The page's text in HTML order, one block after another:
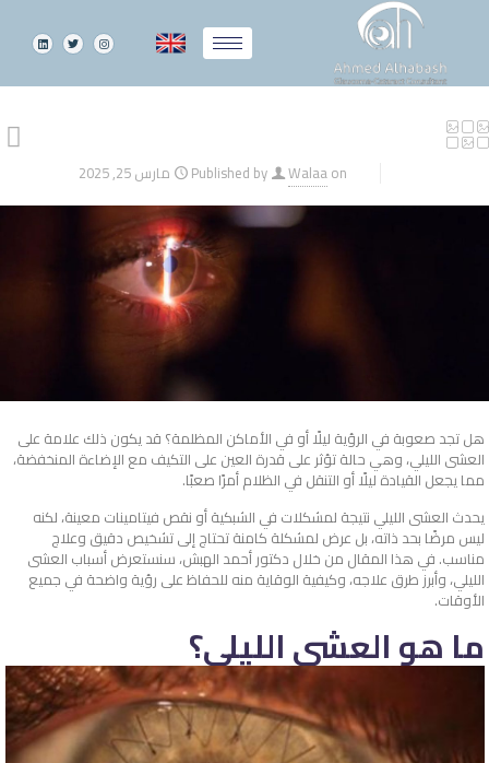
Published by Walaaon مارس 25, 2025
هل تجد صعوبة في الرؤية ليلًا أو في الأماكن المظلمة؟ قد يكون ذلك علامة على
العشى الليلي، وهي حالة تؤثر على قدرة العين على التكيف مع الإضاءة المنخفضة،
مما يجعل القيادة ليلًا أو التنقل في الظلام أمرًا صعبًا.
يحدث العشى الليلي نتيجة لمشكلات في الشبكية أو نقص فيتامينات معينة، لكنه
ليس مرضًا بحد ذاته، بل عرض لمشكلة كامنة تحتاج إلى تشخيص دقيق وعلاج
مناسب. في هذا المقال من خلال دكتور أحمد الهبش، سنستعرض أسباب العشى
الليلي، وأبرز طرق علاجه، وكيفية الوقاية منه للحفاظ على رؤية واضحة في جميع
الأوقات.
ما هو العشى الليلي؟